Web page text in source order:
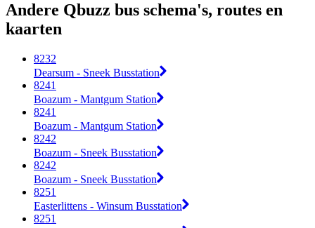
Andere Qbuzz bus schema's, routes en
kaarten
8232
Dearsum - Sneek Busstation
8241
Boazum - Mantgum Station
8241
Boazum - Mantgum Station
8242
Boazum - Sneek Busstation
8242
Boazum - Sneek Busstation
8251
Easterlittens - Winsum Busstation
8251